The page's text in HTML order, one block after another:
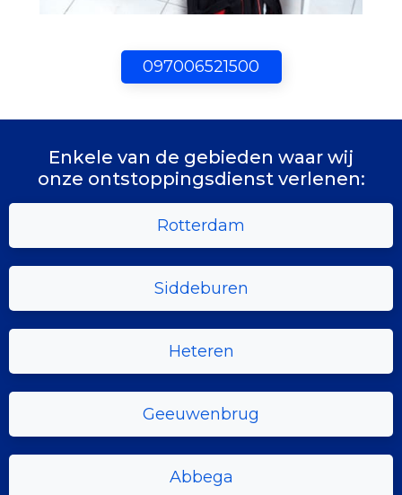
097006521500
Enkele van de gebieden waar wij
onze ontstoppingsdienst verlenen:
Rotterdam
Siddeburen
Heteren
Geeuwenbrug
Abbega